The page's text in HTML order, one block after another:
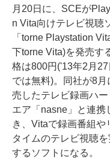
月20日に、SCEが
n Vita向けテレビ視聴
「torne Playstation
下torne Vita)を発売す
格は800円('13年2月27
では無料)。同社が8月
売したテレビ録画ハー
エア「nasne」と連携
き、Vitaで録画番組や
タイムのテレビ視聴を
するソフトになる。